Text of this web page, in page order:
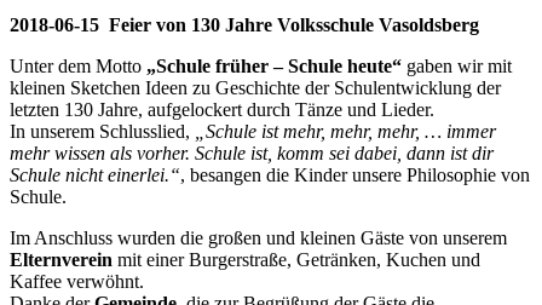
2018-06-15 Feier von 130 Jahre Volksschule Vasoldsberg
Unter dem Motto „Schule früher – Schule heute“ gaben wir mit
kleinen Sketchen Ideen zu Geschichte der Schulentwicklung der
letzten 130 Jahre, aufgelockert durch Tänze und Lieder.
In unserem Schlusslied,
„Schule ist mehr, mehr, mehr, … immer
mehr wissen als vorher. Schule ist, komm sei dabei, dann ist dir
Schule nicht einerlei.“, besangen die Kinder unsere Philosophie von
Schule.
Im Anschluss wurden die großen und kleinen Gäste von unserem
Elternverein mit einer Burgerstraße, Getränken, Kuchen und
Kaffee verwöhnt.